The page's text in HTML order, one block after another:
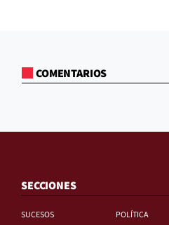
COMENTARIOS
SECCIONES
SUCESOS
POLÍTICA